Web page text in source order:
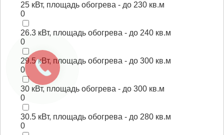
25 кВт, площадь обогрева - до 230 кв.м
0
26.3 кВт, площадь обогрева - до 240 кв.м
0
29.5 кВт, площадь обогрева - до 300 кв.м
0
30 кВт, площадь обогрева - до 300 кв.м
0
30.5 кВт, площадь обогрева - до 280 кв.м
0